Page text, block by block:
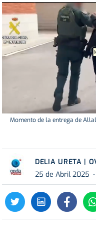
Momento de la entrega de
DELIA URETA |
25 de Abril 2025